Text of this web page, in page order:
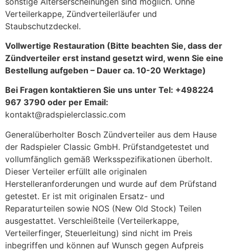
Verteilerkappe, Zündverteilerläufer und
Staubschutzdeckel.
Vollwertige Restauration (Bitte beachten Sie, dass der
Zündverteiler erst instand gesetzt wird, wenn Sie eine
Bestellung aufgeben – Dauer ca. 10-20 Werktage)
Bei Fragen kontaktieren Sie uns unter Tel: +498224
967 3790 oder per Email:
kontakt@radspielerclassic.com
Generalüberholter Bosch Zündverteiler aus dem Hause
der Radspieler Classic GmbH. Prüfstandgetestet und
vollumfänglich gemäß Werksspezifikationen überholt.
Dieser Verteiler erfüllt alle originalen
Herstelleranforderungen und wurde auf dem Prüfstand
getestet. Er ist mit originalen Ersatz- und
Reparaturteilen sowie NOS (New Old Stock) Teilen
ausgestattet. Verschleißteile (Verteilerkappe,
Verteilerfinger, Steuerleitung) sind nicht im Preis
inbegriffen und können auf Wunsch gegen Aufpreis